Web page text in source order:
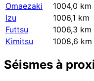
Omaezaki
1004,0 km
Izu
1006,1 km
Futtsu
1006,3 km
Kimitsu
1008,6 km
Séismes à